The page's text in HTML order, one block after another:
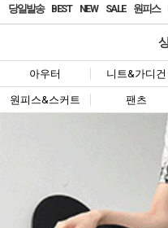
당일발송 BEST NEW SALE 원피스
아우터 니트&가디건
원피스&스커트 팬츠